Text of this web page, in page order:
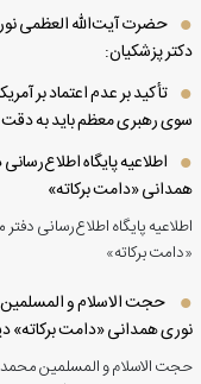
حضرت آیت‌الله العظمی نوری
پزشکیان:
تأکید بر عدم اعتماد بر
رهبری معظم باید به دقت
اطلاعیه پایگاه اطلاع‌رسانی
«دامت برکاته»
پایگاه اطلاع‌رسانی دفتر
برکاته»
حجت الاسلام و المسلمین
همدانی «دامت برکاته»
الاسلام و المسلمین محمد